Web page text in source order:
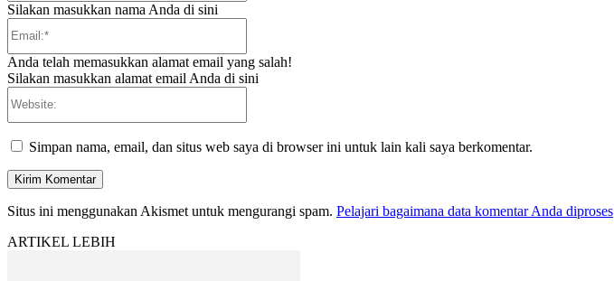
Silakan masukkan nama Anda di sini
Anda telah memasukkan alamat email yang salah!
Silakan masukkan alamat email Anda di sini
Simpan nama, email, dan situs web saya di browser ini untuk lain kali saya berkomentar.
Situs ini menggunakan Akismet untuk mengurangi spam. Pelajari bagaimana data komentar Anda diproses
ARTIKEL LEBIH